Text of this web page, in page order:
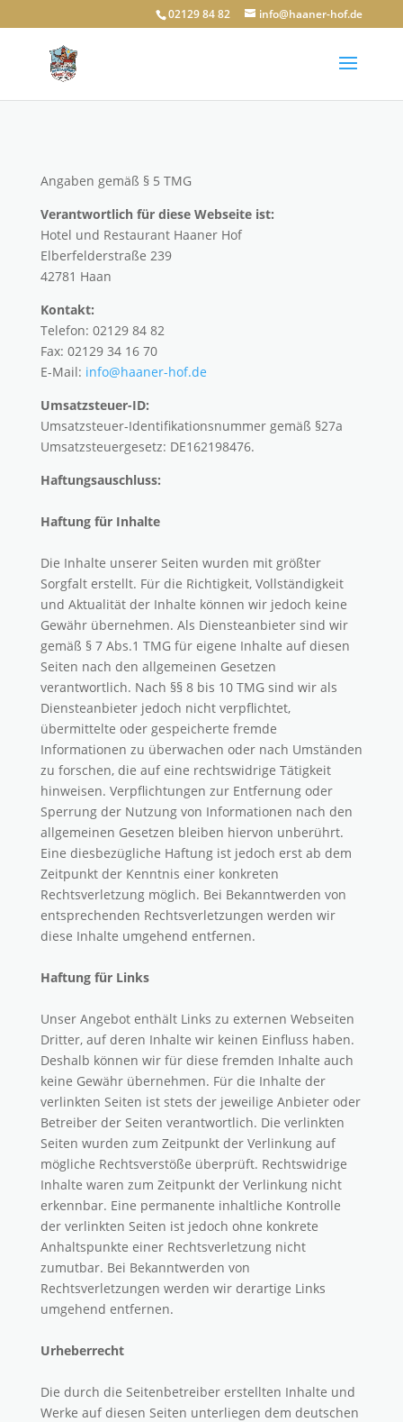
02129 84 82 info@haaner-hof.de
Angaben gemäß § 5 TMG
Verantwortlich für diese Webseite ist:
Hotel und Restaurant Haaner Hof
Elberfelderstraße 239
42781 Haan
Kontakt:
Telefon: 02129 84 82
Fax: 02129 34 16 70
E-Mail: info@haaner-hof.de
Umsatzsteuer-ID:
Umsatzsteuer-Identifikationsnummer gemäß §27a
Umsatzsteuergesetz: DE162198476.
Haftungsauschluss:
Haftung für Inhalte
Die Inhalte unserer Seiten wurden mit größter
Sorgfalt erstellt. Für die Richtigkeit, Vollständigkeit
und Aktualität der Inhalte können wir jedoch keine
Gewähr übernehmen. Als Diensteanbieter sind wir
gemäß § 7 Abs.1 TMG für eigene Inhalte auf diesen
Seiten nach den allgemeinen Gesetzen
verantwortlich. Nach §§ 8 bis 10 TMG sind wir als
Diensteanbieter jedoch nicht verpflichtet,
übermittelte oder gespeicherte fremde
Informationen zu überwachen oder nach Umständen
zu forschen, die auf eine rechtswidrige Tätigkeit
hinweisen. Verpflichtungen zur Entfernung oder
Sperrung der Nutzung von Informationen nach den
allgemeinen Gesetzen bleiben hiervon unberührt.
Eine diesbezügliche Haftung ist jedoch erst ab dem
Zeitpunkt der Kenntnis einer konkreten
Rechtsverletzung möglich. Bei Bekanntwerden von
entsprechenden Rechtsverletzungen werden wir
diese Inhalte umgehend entfernen.
Haftung für Links
Unser Angebot enthält Links zu externen Webseiten
Dritter, auf deren Inhalte wir keinen Einfluss haben.
Deshalb können wir für diese fremden Inhalte auch
keine Gewähr übernehmen. Für die Inhalte der
verlinkten Seiten ist stets der jeweilige Anbieter oder
Betreiber der Seiten verantwortlich. Die verlinkten
Seiten wurden zum Zeitpunkt der Verlinkung auf
mögliche Rechtsverstöße überprüft. Rechtswidrige
Inhalte waren zum Zeitpunkt der Verlinkung nicht
erkennbar. Eine permanente inhaltliche Kontrolle
der verlinkten Seiten ist jedoch ohne konkrete
Anhaltspunkte einer Rechtsverletzung nicht
zumutbar. Bei Bekanntwerden von
Rechtsverletzungen werden wir derartige Links
umgehend entfernen.
Urheberrecht
Die durch die Seitenbetreiber erstellten Inhalte und
Werke auf diesen Seiten unterliegen dem deutschen